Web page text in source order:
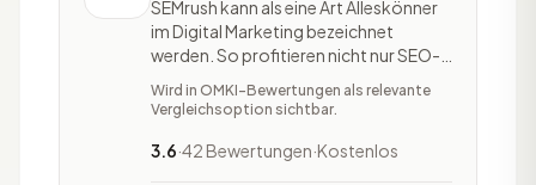
SEMrush kann als eine Art Alleskönner
im Digital Marketing bezeichnet
werden. So profitieren nicht nur SEO-
Experten sondern auch PPC-Profis,
Social-Media-Manager, PR-Experten
den letzten 12 Jahren hat sich SEMrush
Wird in OMKI-Bewertungen als relevante
Vergleichsoption sichtbar.
3.6·42 Bewertungen·Kostenlos